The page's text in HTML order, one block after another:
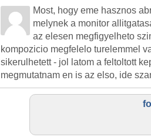
Most, hogy eme hasznos
melynek a monitor
az elesen megfigyelheto
kompozicio megfelelo turelemmel
sikerulhetett - jol latom a feltoltott
megmutatnam en is az elso, ide